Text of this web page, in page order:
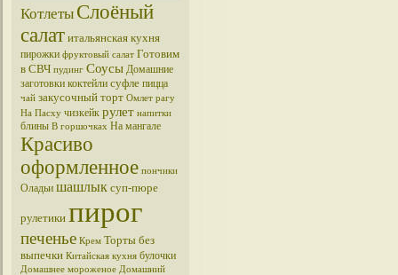
Котлеты Слоёный
салат итальянская кухня
пирожки фруктовый салат Готовим
в СВЧ пудинг Соусы Домашние
заготовки коктейли суфле пицца
чай закусочный торт Омлет рагу
На Пасху чизкейк рулет напитки
блины В горшочках На мангале
Красиво
оформленное пончики
Оладьи шашлык суп-пюре
рулетики пирог
печенье Крем Торты без
выпечки Китайская кухня булочки
Домашнее мороженое Домашний